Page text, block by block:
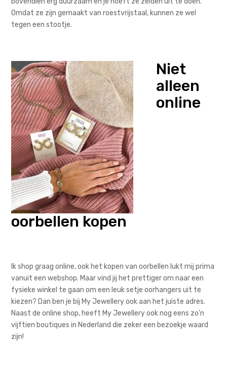
Omdat ze zijn gemaakt van roestvrijstaal, kunnen ze wel
tegen een stootje.
Niet
alleen
online
oorbellen kopen
Ik shop graag online, ook het kopen van oorbellen lukt mij prima
vanuit een webshop. Maar vind jij het prettiger om naar een
fysieke winkel te gaan om een leuk setje oorhangers uit te
kiezen? Dan ben je bij My Jewellery ook aan het juiste adres.
Naast de online shop, heeft My Jewellery ook nog eens zo’n
vijftien boutiques in Nederland die zeker een bezoekje waard
zijn!